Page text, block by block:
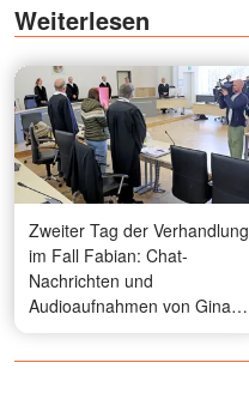
Weiterlesen
Zweiter Tag der Verhandlung
im Fall Fabian: Chat-
Nachrichten und
Audioaufnahmen von Gina
H. aufgetaucht – worüber sie
und Fabians Mutter sich